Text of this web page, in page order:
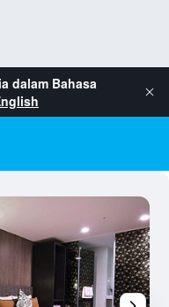
dalam Bahasa